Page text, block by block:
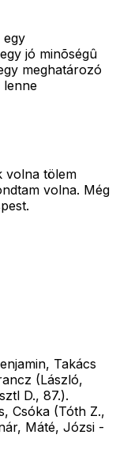
egy
jó minõségû
meghatározó
lenne
volna tölem
volna. Még
Takács
(László,
D., 87.).
Csóka (Tóth Z.,
Máté, Józsi -